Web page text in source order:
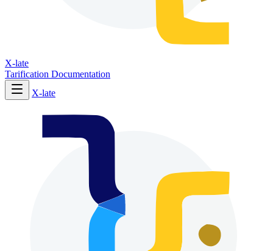
X-late
Tarification Documentation
X-late